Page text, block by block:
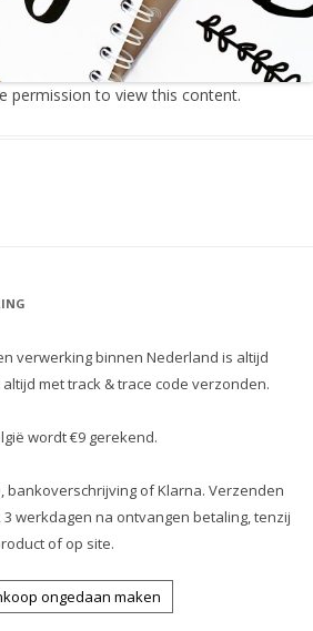
permission to view this content.
verwerking binnen Nederland is altijd
altijd met track & trace code verzonden.
wordt €9 gerekend.
bankoverschrijving of Klarna. Verzenden
werkdagen na ontvangen betaling, tenzij
of op site.
ongedaan maken